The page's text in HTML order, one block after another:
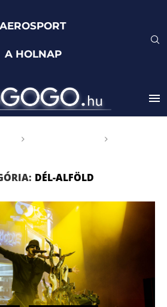
AEROSPORT
A HOLNAP
DÉL-ALFÖLD